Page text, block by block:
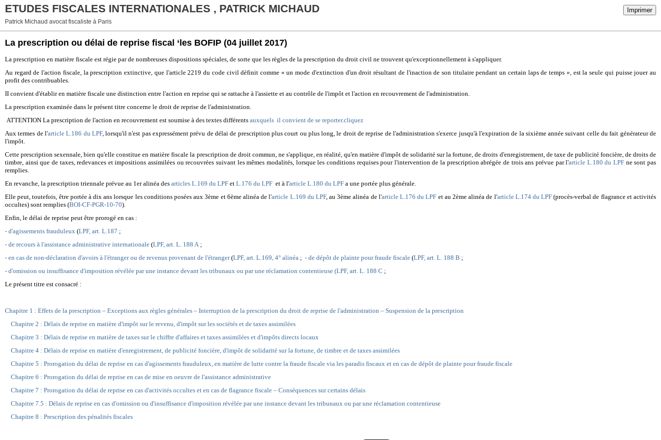
Imprimer
ETUDES FISCALES INTERNATIONALES , PATRICK MICHAUD
Patrick Michaud avocat fiscaliste à Paris
La prescription ou délai de reprise fiscal ‘les BOFIP (04 juillet 2017)
La prescription en matière fiscale est régie par de nombreuses dispositions spéciales, de sorte que les règles de la prescription du droit civil ne trouvent qu'exceptionnellement à s'appliquer.
Au regard de l'action fiscale, la prescription extinctive, que l'article 2219 du code civil définit comme « un mode d'extinction d'un droit résultant de l'inaction de son titulaire pendant un certain laps de temps », est la seule qui puisse jouer au
profit des contribuables.
II convient d'établir en matière fiscale une distinction entre l'action en reprise qui se rattache à l'assiette et au contrôle de l'impôt et l'action en recouvrement de l'administration.
La prescription examinée dans le présent titre concerne le droit de reprise de l'administration.
ATTENTION La prescription de l'action en recouvrement est soumise à des textes différents auxquels il convient de se reporter.cliquez
Aux termes de l'article L.186 du LPF, lorsqu'il n'est pas expressément prévu de délai de prescription plus court ou plus long, le droit de reprise de l'administration s'exerce jusqu'à l'expiration de la sixième année suivant celle du fait générateur de
l'impôt.
Cette prescription sexennale, bien qu'elle constitue en matière fiscale la prescription de droit commun, ne s'applique, en réalité, qu'en matière d'impôt de solidarité sur la fortune, de droits d'enregistrement, de taxe de publicité foncière, de droits de
timbre, ainsi que de taxes, redevances et impositions assimilées ou recouvrées suivant les mêmes modalités, lorsque les conditions requises pour l'intervention de la prescription abrégée de trois ans prévue par l'article L.180 du LPF ne sont pas
remplies.
En revanche, la prescription triennale prévue au 1er alinéa des articles L.169 du LPF et L.176 du LPF et à l'article L.180 du LPF a une portée plus générale.
Elle peut, toutefois, être portée à dix ans lorsque les conditions posées aux 3ème et 6ème alinéa de l'article L.169 du LPF, au 3ème alinéa de l'article L.176 du LPF et au 2ème alinéa de l'article L.174 du LPF (procès-verbal de flagrance et activités
occultes) sont remplies (BOI-CF-PGR-10-70).
Enfin, le délai de reprise peut être prorogé en cas :
- d'agissements frauduleux (LPF, art. L.187 ;
- de recours à l'assistance administrative internationale (LPF, art. L. 188 A ;
- en cas de non-déclaration d'avoirs à l'étranger ou de revenus provenant de l'étranger(LPF, art. L.169, 4° alinéa ; - de dépôt de plainte pour fraude fiscale (LPF, art. L. 188 B ;
- d'omission ou insuffisance d'imposition révélée par une instance devant les tribunaux ou par une réclamation contentieuse (LPF, art. L. 188 C ;
Le présent titre est consacré :
Chapitre 1 : Effets de la prescription – Exceptions aux règles générales – Interruption de la prescription du droit de reprise de l'administration – Suspension de la prescription
Chapitre 2 : Délais de reprise en matière d'impôt sur le revenu, d'impôt sur les sociétés et de taxes assimilées
Chapitre 3 : Délais de reprise en matière de taxes sur le chiffre d'affaires et taxes assimilées et d'impôts directs locaux
Chapitre 4 : Délais de reprise en matière d'enregistrement, de publicité foncière, d'impôt de solidarité sur la fortune, de timbre et de taxes assimilées
Chapitre 5 : Prorogation du délai de reprise en cas d'agissements frauduleux, en matière de lutte contre la fraude fiscale via les paradis fiscaux et en cas de dépôt de plainte pour fraude fiscale
Chapitre 6 : Prorogation du délai de reprise en cas de mise en oeuvre de l'assistance administrative
Chapitre 7 : Prorogation du délai de reprise en cas d'activités occultes et en cas de flagrance fiscale – Conséquences sur certains délais
Chapitre 7.5 : Délais de reprise en cas d'omission ou d'insuffisance d'imposition révélée par une instance devant les tribunaux ou par une réclamation contentieuse
Chapitre 8 : Prescription des pénalités fiscales